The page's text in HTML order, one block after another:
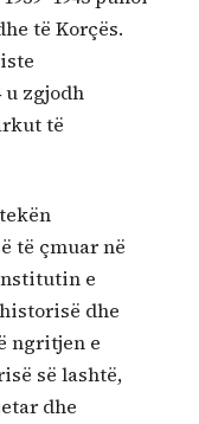
të Korçës.
u zgjodh
të
të çmuar në
e
dhe
ngritjen e
së lashtë,
dhe